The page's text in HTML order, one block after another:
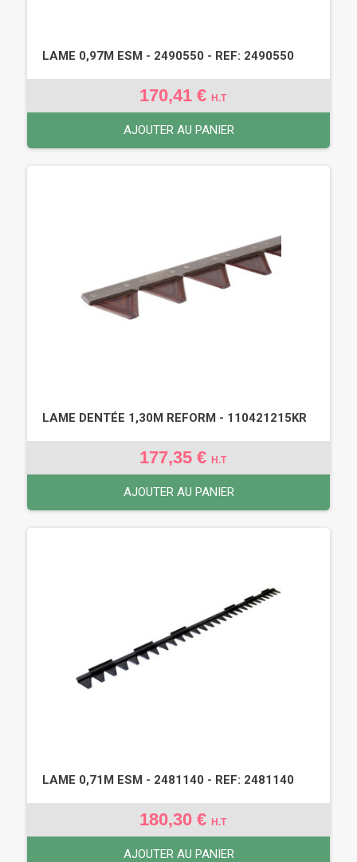
LAME 0,97M ESM - 2490550 - REF: 2490550
170,41 € H.T
AJOUTER AU PANIER
LAME DENTÉE 1,30M REFORM - 110421215KR
177,35 € H.T
AJOUTER AU PANIER
LAME 0,71M ESM - 2481140 - REF: 2481140
180,30 € H.T
AJOUTER AU PANIER